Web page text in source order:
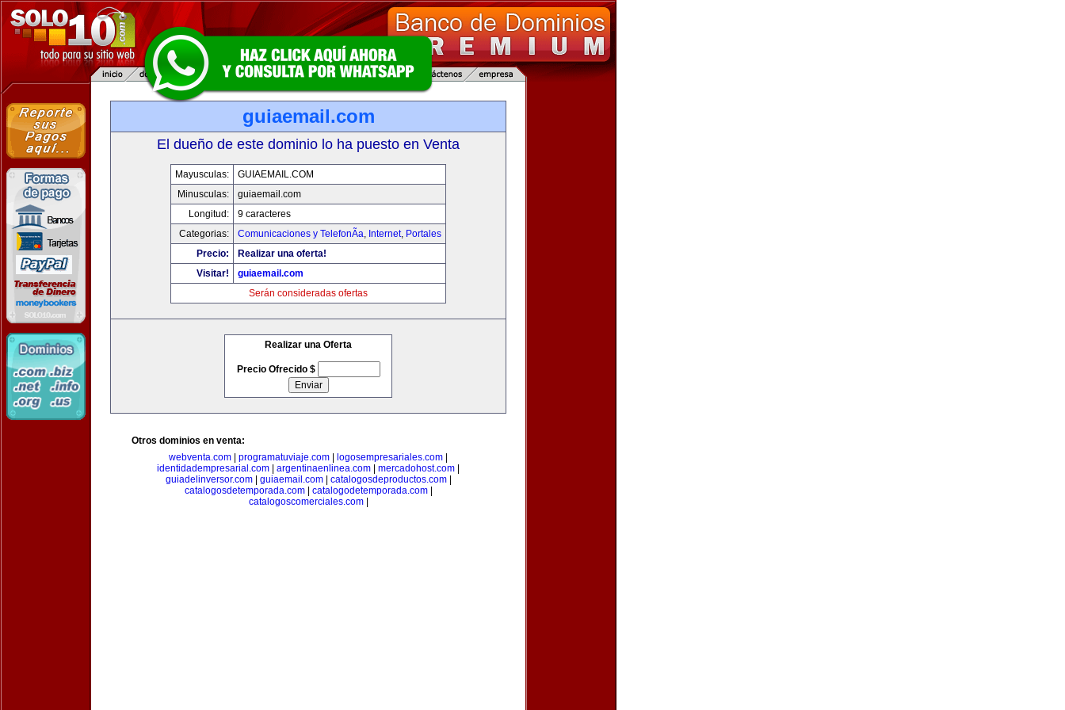
guiaemail.com
El dueño de este dominio lo ha puesto en Venta
Mayusculas:
GUIAEMAIL.COM
Minusculas:
guiaemail.com
Longitud:
9 caracteres
Categorias:
Comunicaciones y TelefonÃ­a, Internet, Portales
Precio:
Realizar una oferta!
Visitar!
guiaemail.com
Serán consideradas ofertas
Realizar una Oferta
Precio Ofrecido $
Otros dominios en venta:
webventa.com
programatuviaje.com logosempresariales.com
identidadempresarial.com
argentinaenlinea.com mercadohost.com
guiadelinversor.com| guiaemail.com| catalogosdeproductos.com|
catalogosdetemporada.com| catalogodetemporada.com|
catalogoscomerciales.com|